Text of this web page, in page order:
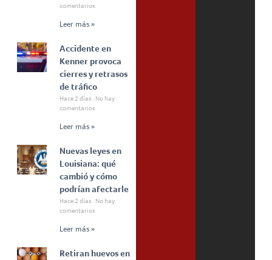
comentarios
Leer más »
Accidente en
Kenner provoca
cierres y retrasos
de tráfico
Hace 2 días
No hay
comentarios
Leer más »
Nuevas leyes en
Louisiana: qué
cambió y cómo
podrían afectarle
Hace 2 días
No hay
comentarios
Leer más »
Retiran huevos en